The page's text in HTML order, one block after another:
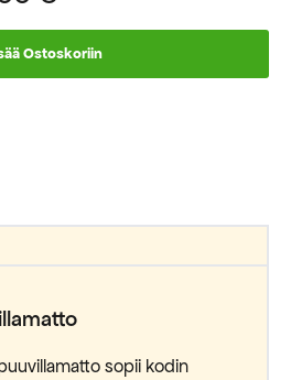
Ostoskoriin
sopii kodin